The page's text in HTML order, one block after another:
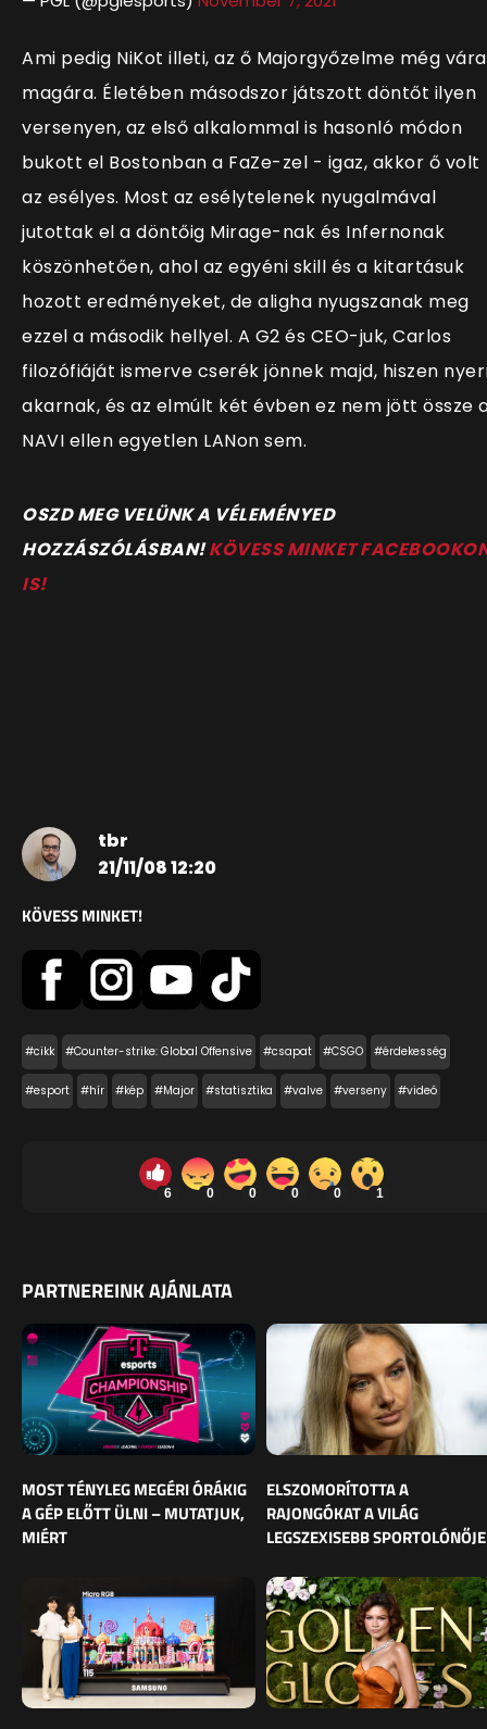
Ami pedig NiKot illeti, az ő Majorgyőzelme még
magára. Életében másodszor játszott döntőt ilyen
versenyen, az első alkalommal is hasonló módon
bukott el Bostonban a FaZe-zel - igaz, akkor ő volt
az esélyes. Most az esélytelenek nyugalmával
jutottak el a döntőig Mirage-nak és Infernonak
köszönhetően, ahol az egyéni skill és a kitartásuk
hozott eredményeket, de aligha nyugszanak meg
ezzel a második hellyel. A G2 és CEO-juk, Carlos
filozófiáját ismerve cserék jönnek majd, hiszen
akarnak, és az elmúlt két évben ez nem jött össze
NAVI ellen egyetlen LANon sem.
OSZD MEG VELÜNK A VÉLEMÉNYED
HOZZÁSZÓLÁSBAN!KÖVESS MINKET
IS!
tbr
21/11/08 12:20
KÖVESS MINKET!
#cikk #Counter-strike: Global Offensive #csapat #CSGO #érdekesség
#esport #hír #kép #Major #statisztika #valve #verseny #videó
6 0 0 0 0 1
PARTNEREINK AJÁNLATA
MOST TÉNYLEG MEGÉRI ÓRÁKIG
A GÉP ELŐTT ÜLNI – MUTATJUK,
MIÉRT
ELSZOMORÍTOTTA A
RAJONGÓKAT A VILÁG
LEGSZEXISEBB SPORTOLÓNŐJE